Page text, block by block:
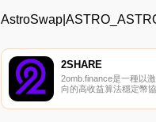
2SHARE
2omb.finance是一種以
向的高收益算法穩定幣
Fantom 1:1掛鉤.